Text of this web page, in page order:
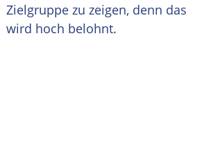
Zielgruppe zu zeigen, denn das
wird hoch belohnt.